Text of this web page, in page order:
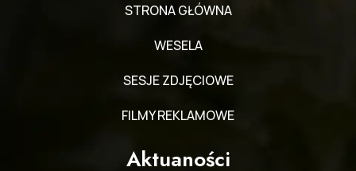
STRONA GŁÓWNA
WESELA
SESJE ZDJĘCIOWE
FILMY REKLAMOWE
Aktuaności